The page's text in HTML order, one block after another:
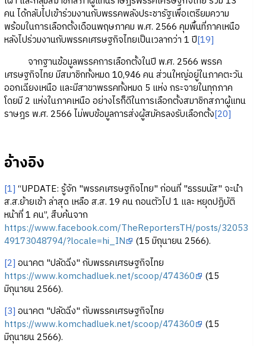
คน ได้กลับไปเข้าร่วมงานกับพรรคพลังประชารัฐเพื่อเตรียมความ
พร้อมในการเลือกตั้งเดือนพฤษภาคม พ.ศ. 2566 คุมพื้นที่ภาคเหนือ
หลังไปร่วมงานกับพรรคเศรษฐกิจไทยเป็นเวลากว่า 1 ปี[19]
จากฐานข้อมูลพรรคการเลือกตั้งในปี พ.ศ. 2566 พรรค
เศรษฐกิจไทย มีสมาชิกทั้งหมด 10,946 คน ส่วนใหญ่อยู่ในภาคตะวัน
ออกเฉียงเหนือ และมีสาขาพรรคทั้งหมด 5 แห่ง กระจายในทุกภาค
โดยมี 2 แห่งในภาคเหนือ อย่างไรก็ดีในการเลือกตั้งสมาชิกสภาผู้แทน
ราษฎร พ.ศ. 2566 ไม่พบข้อมูลการส่งผู้สมัครลงรับเลือกตั้ง[20]
อ้างอิง
[1] “UPDATE: รู้จัก "พรรคเศรษฐกิจไทย" ก่อนที่ "ธรรมนัส" จะนำ
ส.ส.ย้ายเข้า ล่าสุด เหลือ ส.ส. 19 คน ถอนตัวไป 1 และ หยุดปฏิบัติ
หน้าที่ 1 คน”, สืบค้นจาก
https://www.facebook.com/TheReportersTH/posts/32053
49173048794/?locale=hi_IN
(15 มิถุนายน 2566).
[2] อนาคต "ปลัดฉิ่ง" กับพรรคเศรษฐกิจไทย
https://www.komchadluek.net/scoop/474360
(15
มิถุนายน 2566).
[3] อนาคต "ปลัดฉิ่ง" กับพรรคเศรษฐกิจไทย
https://www.komchadluek.net/scoop/474360
(15
มิถุนายน 2566).